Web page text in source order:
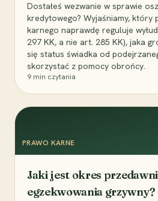
Dostałeś wezwanie w sprawie
kredytowego? Wyjaśniamy, który
karnego naprawdę reguluje
297 KK, a nie art. 285 KK), jaka
się status świadka od
skorzystać z pomocy obrońcy.
9 min czytania
PRAWO KARNE
Jaki jest okres
egzekwowania grzywny?